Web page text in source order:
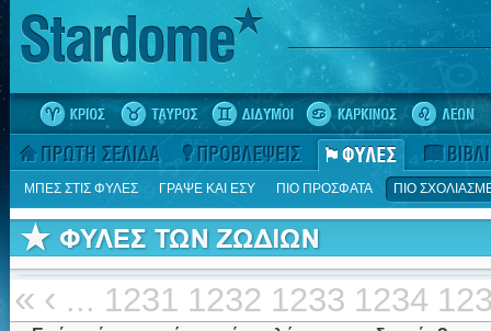
ΜΠΕΣ ΣΤΙΣ ΦΥΛΕΣ ΓΡΑΨΕ ΚΑΙ ΕΣΥ ΠΙΟ ΠΡΟΣΦΑΤΑ ΠΙΟ
« ‹ ... 1231 1232 1233 1234